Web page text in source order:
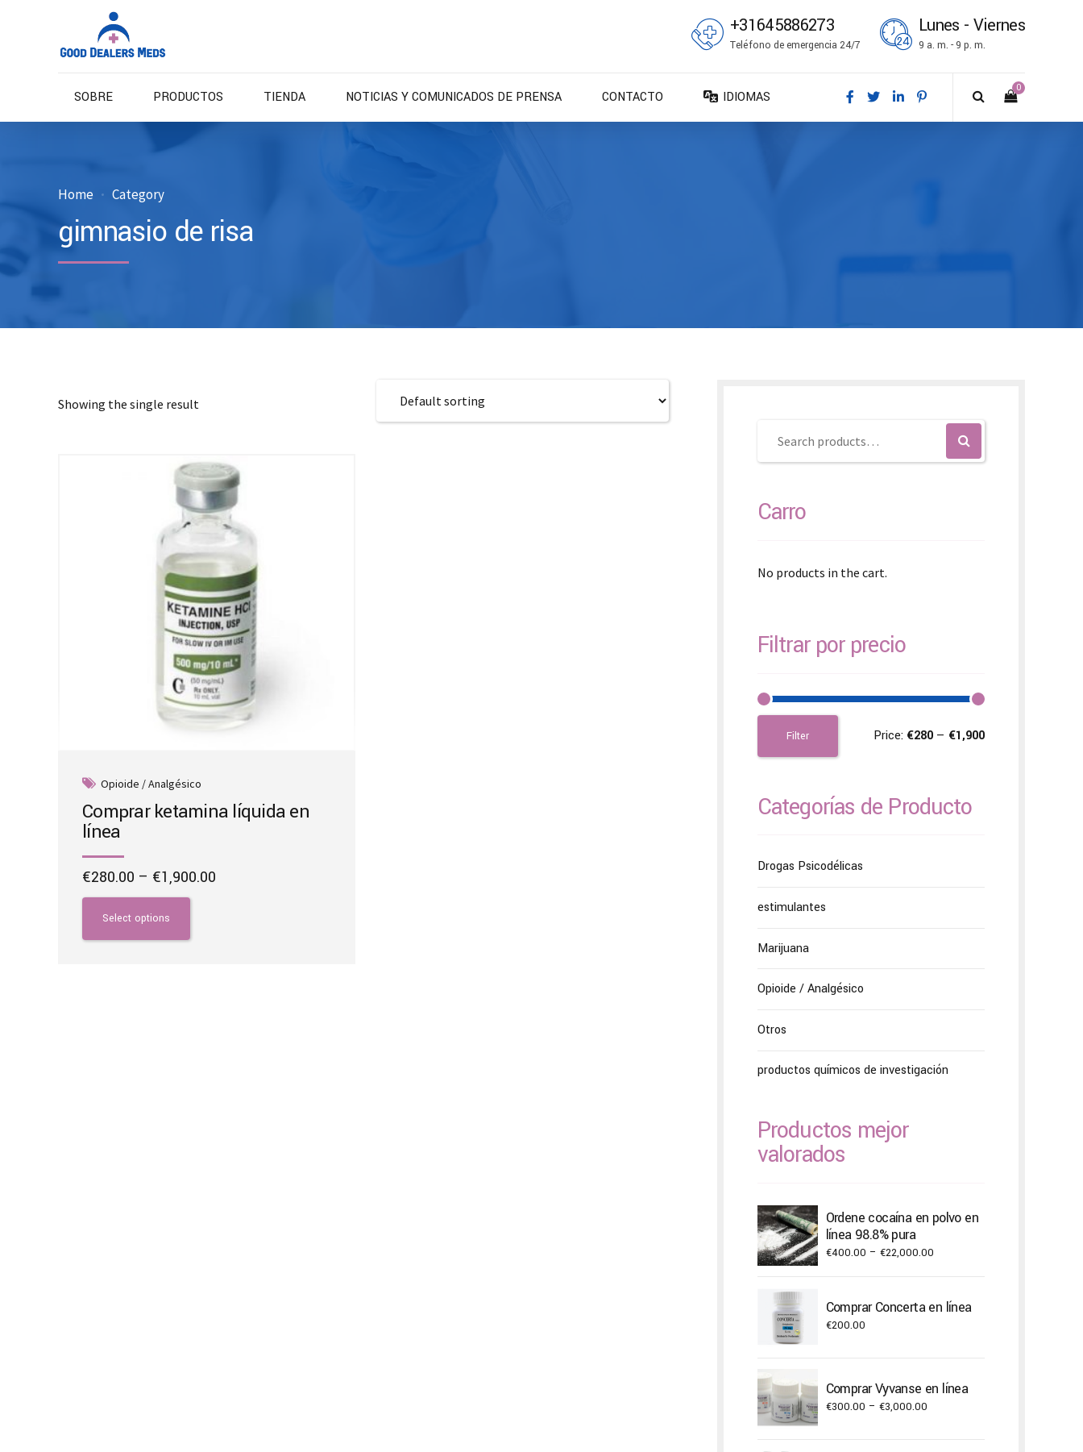
+31645886273
Teléfono de emergencia 24/7
Lunes - Viernes
9 a. m. - 9 p. m.
0
SOBRE PRODUCTOS TIENDA NOTICIAS Y COMUNICADOS DE PRENSA CONTACTO
IDIOMAS
Home Category
gimnasio de risa
Showing the single result
Opioide / Analgésico
Comprar ketamina líquida en
línea
€280.00 – €1,900.00
Select options
This
product
has
Carro
No products in the cart.
Filtrar por precio
Filter Price: €280 — €1,900
Categorías de Producto
Drogas Psicodélicas
estimulantes
Marijuana
Opioide / Analgésico
Otros
productos químicos de investigación
Productos mejor
valorados
Ordene cocaína en polvo en
línea 98.8% pura
€400.00 – €22,000.00Price
through
Comprar Concerta en línea
€200.00
Comprar Vyvanse en línea
€300.00 – €3,000.00Price